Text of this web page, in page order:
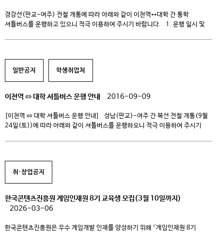
경강선(판교-여주) 전철 개통에 따라 아래와 같이 이천역↔대학 간 통학
셔틀버스를 운행하고 있으니 적극 이용하여 주시기 바랍니다. 1. 운행 일시 및
일반공지
학생취업처
이천역 ⇔ 대학 셔틀버스 운행 안내 2016-09-09
[이천역 ⇔ 대학 셔틀버스 운행 안내] 성남(판교)-여주 간 복선 전철 개통(9월
24일(토))에 따라 아래와 같이 셔틀버스를 운행하오니 적극 이용하여 주시기
취·창업공지
한국콘텐츠진흥원 게임인재원 8기 교육생 모집(3월 10일까지)
2026-03-06
한국콘텐츠진흥원은 우수 게임개발 인재를 양성하기 위해 「게임인재원 8기